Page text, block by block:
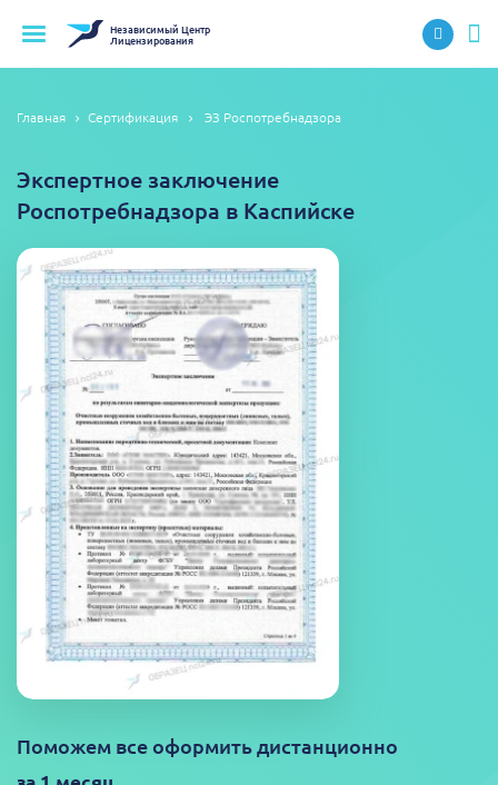
НезависимыйЦентр
Лицензирования
Главная Сертификация ЭЗ Роспотребнадзора
Экспертное заключение
Роспотребнадзора в Каспийске
Поможем все оформить дистанционно